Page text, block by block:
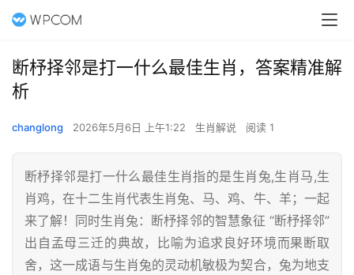
断杼择邻是打一什么最佳生肖，答案精准解
析
changlong 2026年5月6日 上午1:22 生肖解说 阅读 1
断杼择邻是打一什么最佳生肖指的是生肖兔,生肖马,生
肖鸡，在十二生肖代表生肖兔、马、鸡、牛、羊；一起
来了解！同时生肖兔：断杼择邻的智慧象征 “断杼择邻”
出自孟母三迁的典故，比喻为追求良好环境而果断取
舍，这一成语与生肖兔的灵动机敏极为契合，兔为地支